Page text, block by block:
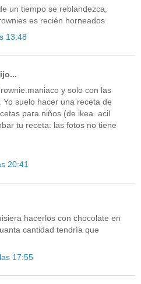
un tiempo se reblandezca,
es recién horneados
13:48
y solo con las
suelo hacer una receta de
para niños (de ikea. acil
tu receta: las fotos no tiene
20:41
hacerlos con chocolate en
cantidad tendría que
17:55